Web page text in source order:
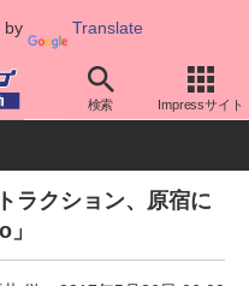
by Translate
検索 Impressサイト
ラクション、原宿に